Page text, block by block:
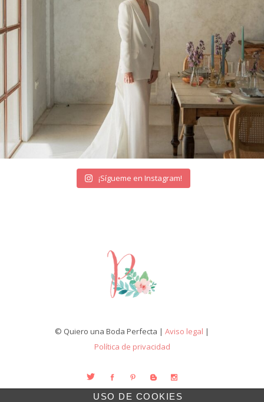
¡Sígueme en Instagram!
© Quiero una Boda Perfecta | Aviso legal |
Política de privacidad
USO DE COOKIES